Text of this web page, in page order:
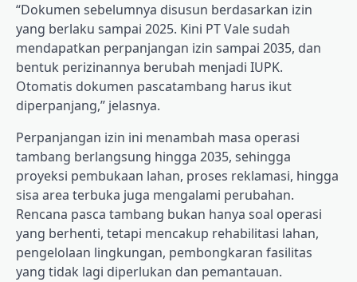
“Dokumen sebelumnya disusun berdasarkan izin
yang berlaku sampai 2025. Kini PT Vale sudah
mendapatkan perpanjangan izin sampai 2035, dan
bentuk perizinannya berubah menjadi IUPK.
Otomatis dokumen pascatambang harus ikut
diperpanjang,” jelasnya.
Perpanjangan izin ini menambah masa operasi
tambang berlangsung hingga 2035, sehingga
proyeksi pembukaan lahan, proses reklamasi, hingga
sisa area terbuka juga mengalami perubahan.
Rencana pasca tambang bukan hanya soal operasi
yang berhenti, tetapi mencakup rehabilitasi lahan,
pengelolaan lingkungan, pembongkaran fasilitas
yang tidak lagi diperlukan dan pemantauan.